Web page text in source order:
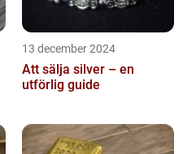
13 december 2024
Att sälja silver – en
utförlig guide